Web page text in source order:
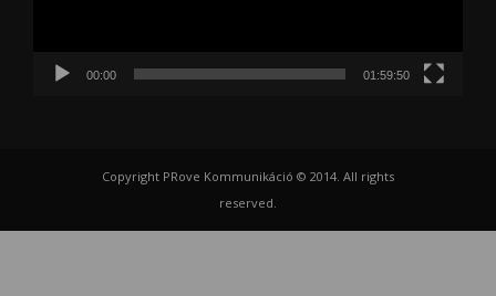
00:00 01:59:50
Copyright PRove Kommunikáció © 2014. All rights
reserved.